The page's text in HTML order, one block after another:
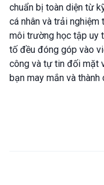
chuẩn bị toàn diện từ
cá nhân và trải
môi trường học tập uy
tố đều đóng góp vào
công và tự tin đối mặt
bạn may mắn và